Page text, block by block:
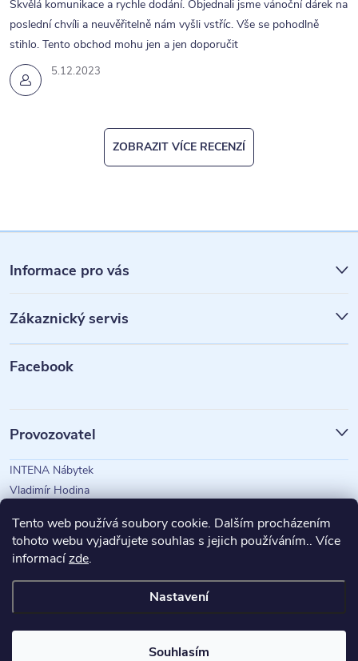
Tento web používá soubory cookie. Dalším procházením
tohoto webu vyjadřujete souhlas s jejich používáním.. Více
informacízde.
Nastavení
Souhlasím
5.12.2023
Skvělá komunikace a rychle dodání. Objednali jsme vánoční dárek na
poslední chvíli a neuvěřitelně nám vyšli vstříc. Vše se pohodlně
stihlo. Tento obchod mohu jen a jen doporučit
ZOBRAZIT VÍCE RECENZÍ
á
p
a
Informace pro vás
Zákaznický servis
Facebook
Provozovatel
INTENA Nábytek
Vladimír Hodina
Copyright 2026INTENA Nábytek. Všechna práva vyhrazena.